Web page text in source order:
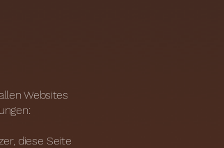
Websites
diese Seite